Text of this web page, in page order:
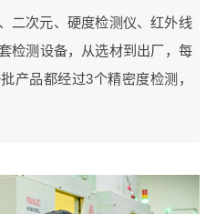
二次元、硬度检测仪、红外线
检测设备，从选材到出厂，每
产品都经过3个精密度检测，